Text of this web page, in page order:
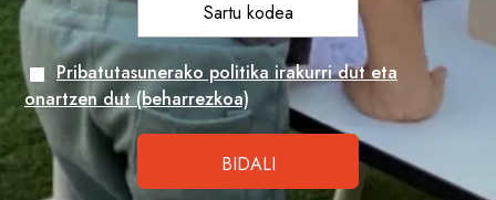
Pribatutasunerako politika irakurri dut eta
onartzen dut (beharrezkoa)